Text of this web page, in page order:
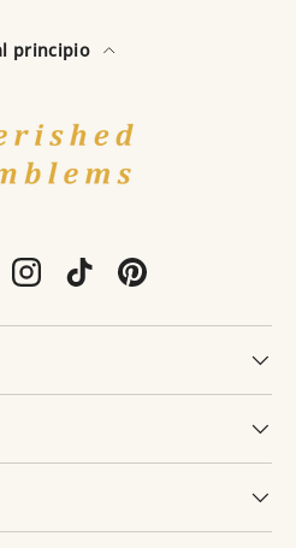
principio
Instagram
TikTokPinterest